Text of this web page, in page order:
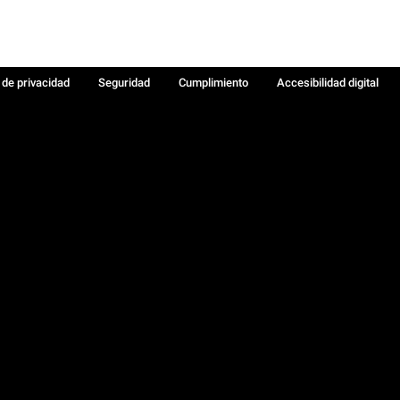
privacidad Seguridad Cumplimiento
Accesibilidad digital